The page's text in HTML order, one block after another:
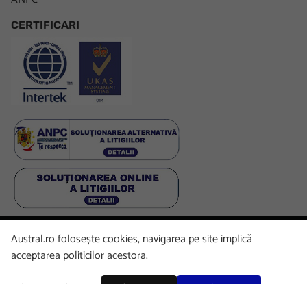
CERTIFICARI
FacebookLinkedInInstagramYoutube
Austral.ro folosește cookies, navigarea pe site implică
acceptarea politicilor acestora.